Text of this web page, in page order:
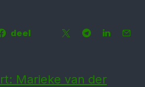
deel
Marieke van der